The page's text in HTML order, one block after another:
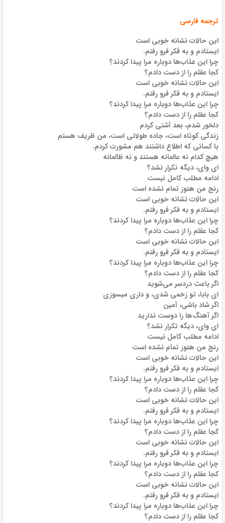
ترجمه فارسی
این حالات نشانه خوبی است
ایستادم و به فکر فرو رفتم.
چرا این عذاب‌ها دوباره مرا پیدا کردند؟
کجا عقلم را از دست دادم؟
این حالات نشانه خوبی است
ایستادم و به فکر فرو رفتم.
چرا این عذاب‌ها دوباره مرا پیدا کردند؟
کجا عقلم را از دست دادم؟
دلخور شدم، بعد آشتی کردم
زندگی کوتاه است، جاده طولانی است، من ظریف هستم
با کسانی که اطلاع داشتند هم مشورت کردم.
هیچ کدام نه عالمانه هستند و نه ظالمانه
ای وای، دیگه تکرار نشد؟
ادامه مطلب کامل نیست
رنج من هنوز تمام نشده است
این حالات نشانه خوبی است
ایستادم و به فکر فرو رفتم.
چرا این عذاب‌ها دوباره مرا پیدا کردند؟
کجا عقلم را از دست دادم؟
این حالات نشانه خوبی است
ایستادم و به فکر فرو رفتم.
چرا این عذاب‌ها دوباره مرا پیدا کردند؟
کجا عقلم را از دست دادم؟
اگر باعث دردسر می‌شوید
ای بابا، تو زخمی شدی، و داری میسوزی
اگر شاد باشی، آمین
اگر آهنگ‌ها را دوست ندارید
ای وای، دیگه تکرار نشد؟
ادامه مطلب کامل نیست
رنج من هنوز تمام نشده است
این حالات نشانه خوبی است
ایستادم و به فکر فرو رفتم.
چرا این عذاب‌ها دوباره مرا پیدا کردند؟
کجا عقلم را از دست دادم؟
این حالات نشانه خوبی است
ایستادم و به فکر فرو رفتم.
چرا این عذاب‌ها دوباره مرا پیدا کردند؟
کجا عقلم را از دست دادم؟
این حالات نشانه خوبی است
ایستادم و به فکر فرو رفتم.
چرا این عذاب‌ها دوباره مرا پیدا کردند؟
کجا عقلم را از دست دادم؟
این حالات نشانه خوبی است
ایستادم و به فکر فرو رفتم.
چرا این عذاب‌ها دوباره مرا پیدا کردند؟
کجا عقلم را از دست دادم؟